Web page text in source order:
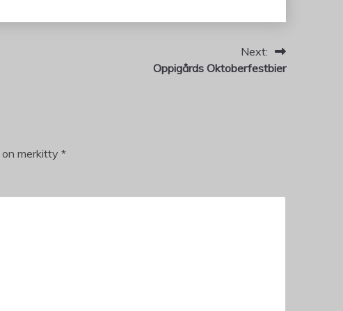
Next:
Oppigårds Oktoberfestbier
merkitty *